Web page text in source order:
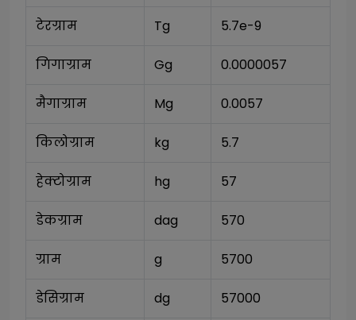
टेरग्राम Tg 5.7e-9
गिगाग्राम Gg 0.0000057
मैगाग्राम Mg 0.0057
किलोग्राम kg 5.7
हेक्टोग्राम hg 57
डेकग्राम dag 570
ग्राम g 5700
डेसिग्राम dg 57000